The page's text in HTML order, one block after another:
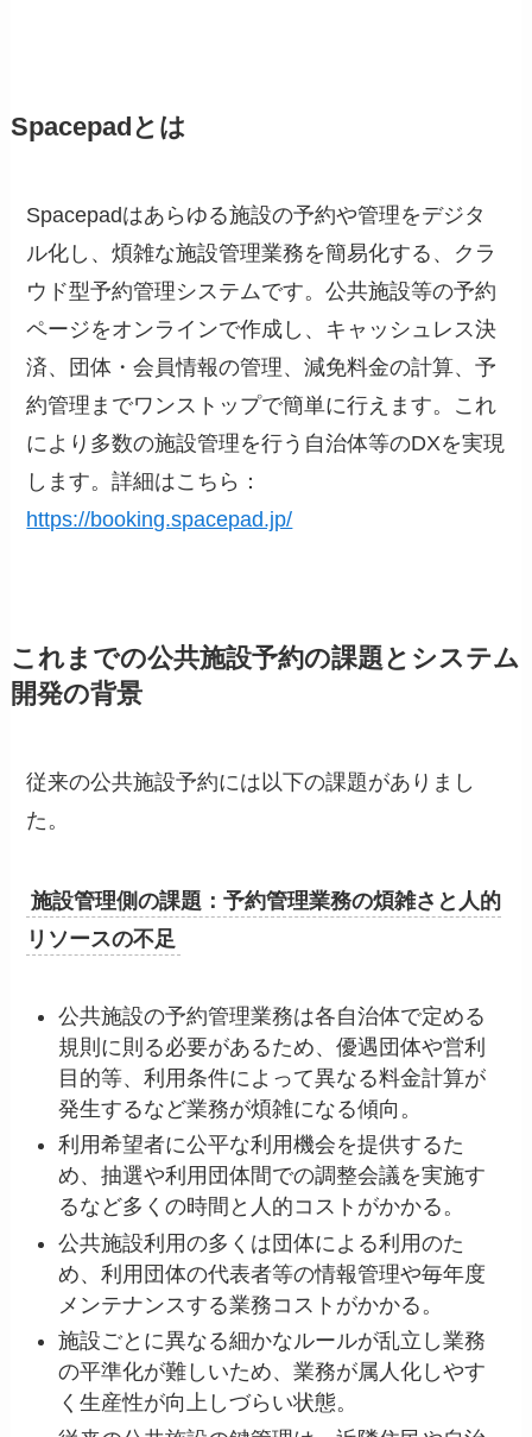
Spacepadとは
Spacepadはあらゆる施設の予約や管理をデジタ
ル化し、煩雑な施設管理業務を簡易化する、クラ
ウド型予約管理システムです。公共施設等の予約
ページをオンラインで作成し、キャッシュレス決
済、団体・会員情報の管理、減免料金の計算、予
約管理までワンストップで簡単に行えます。これ
により多数の施設管理を行う自治体等のDXを実現
します。詳細はこちら：
https://booking.spacepad.jp/
これまでの公共施設予約の課題とシステム
開発の背景
従来の公共施設予約には以下の課題がありまし
た。
施設管理側の課題：予約管理業務の煩雑さと人的
リソースの不足
公共施設の予約管理業務は各自治体で定める
規則に則る必要があるため、優遇団体や営利
目的等、利用条件によって異なる料金計算が
発生するなど業務が煩雑になる傾向。
利用希望者に公平な利用機会を提供するた
め、抽選や利用団体間での調整会議を実施す
るなど多くの時間と人的コストがかかる。
公共施設利用の多くは団体による利用のた
め、利用団体の代表者等の情報管理や毎年度
メンテナンスする業務コストがかかる。
施設ごとに異なる細かなルールが乱立し業務
の平準化が難しいため、業務が属人化しやす
く生産性が向上しづらい状態。